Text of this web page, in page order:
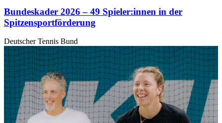
jederzeit über den Link im Footer aufgerufen und
angepasst werden.
Bundeskader 2026 – 49 Spieler:innen in der
Spitzensportförderung
Deutscher Tennis Bund